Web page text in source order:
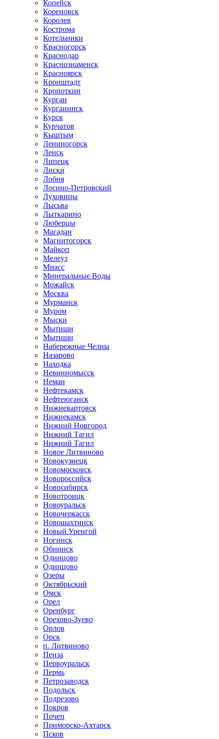
Копейск
Кореновск
Королев
Кострома
Котельники
Красногорск
Краснодар
Краснознаменск
Красноярск
Кронштадт
Кропоткин
Курган
Курганинск
Курск
Курчатов
Кыштым
Лениногорск
Ленск
Липецк
Лиски
Лобня
Лосино-Петровский
Луховицы
Лысьва
Лыткарино
Люберцы
Магадан
Магнитогорск
Майкоп
Мелеуз
Миасс
Минеральные Воды
Можайск
Москва
Мурманск
Муром
Мыски
Мытищи
Мытищи
Набережные Челны
Назарово
Находка
Невинномысск
Неман
Нефтекамск
Нефтеюганск
Нижневартовск
Нижнекамск
Нижний Новгород
Нижний Тагил
Нижний Тагил
Новое Литвиново
Новокузнецк
Новомосковск
Новороссийск
Новосибирск
Новотроицк
Новоуральск
Новочеркасск
Новошахтинск
Новый Уренгой
Ногинск
Обнинск
Одинцово
Одинцово
Озеры
Октябрьский
Омск
Орел
Оренбург
Орехово-Зуево
Орлов
Орск
п. Литвиново
Пенза
Первоуральск
Пермь
Петрозаводск
Подольск
Подрезово
Покров
Почеп
Приморско-Ахтарск
Псков